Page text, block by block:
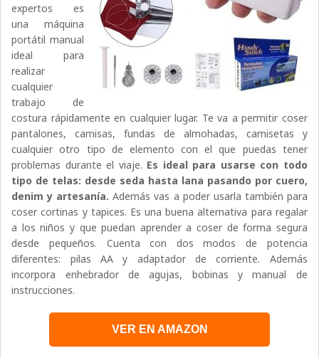
expertos es
una máquina
portátil manual
ideal para
realizar
cualquier
trabajo de
costura rápidamente en cualquier lugar. Te va a permitir coser
pantalones, camisas, fundas de almohadas, camisetas y
cualquier otro tipo de elemento con el que puedas tener
problemas durante el viaje. Es ideal para usarse con todo
tipo de telas: desde seda hasta lana pasando por cuero,
denim y artesanía. Además vas a poder usarla también para
coser cortinas y tapices. Es una buena alternativa para regalar
a los niños y que puedan aprender a coser de forma segura
desde pequeños. Cuenta con dos modos de potencia
diferentes: pilas AA y adaptador de corriente. Además
incorpora enhebrador de agujas, bobinas y manual de
instrucciones.
VER EN AMAZON